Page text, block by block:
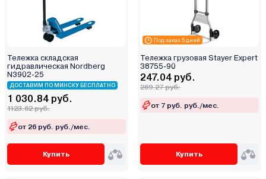
Тележка складская
гидравлическая Nordberg
N3902-25
ДОСТАВИМ ПО МИНСКУ БЕСПЛАТНО
1 030.84 руб.
1123.62 руб.
от 26 руб. руб./мес.
Купить
Под заказ 5 дней
Тележка грузовая Stayer Expert
38755-90
247.04 руб.
269.27 руб.
от 7 руб. руб./мес.
Купить